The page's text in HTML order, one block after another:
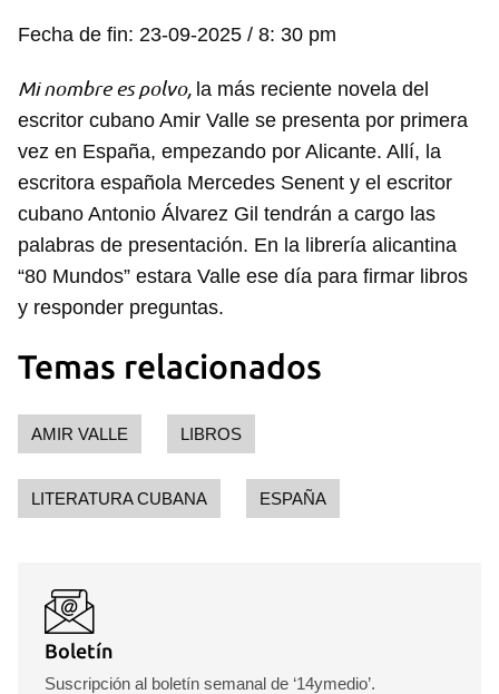
Fecha de fin: 23-09-2025 / 8: 30 pm
Mi nombre es polvo, la más reciente novela del
escritor cubano Amir Valle se presenta por primera
vez en España, empezando por Alicante. Allí, la
escritora española Mercedes Senent y el escritor
cubano Antonio Álvarez Gil tendrán a cargo las
palabras de presentación. En la librería alicantina
“80 Mundos” estara Valle ese día para firmar libros
y responder preguntas.
Temas relacionados
AMIR VALLE LIBROS
LITERATURA CUBANA ESPAÑA
Boletín
Suscripción al boletín semanal de ‘14ymedio’.